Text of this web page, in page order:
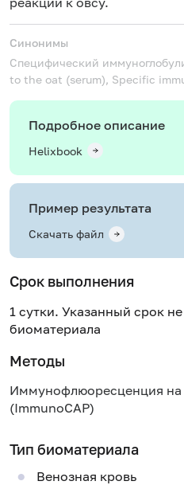
Синонимы
Специфический
to the oat (serum), Specific
Подробное описание
Helixbook
Пример результата
Скачать файл
Срок выполнения
1 сутки. Указанный срок
биоматериала
Методы
Иммунофлюоресценция на
(ImmunoCAP)
Тип биоматериала
Венозная кровь